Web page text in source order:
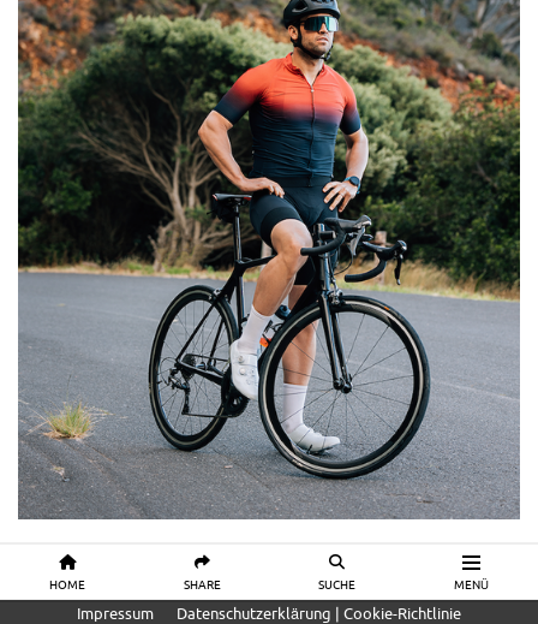
HOME SHARE SUCHE MENÜ
Impressum Datenschutzerklärung | Cookie-Richtlinie